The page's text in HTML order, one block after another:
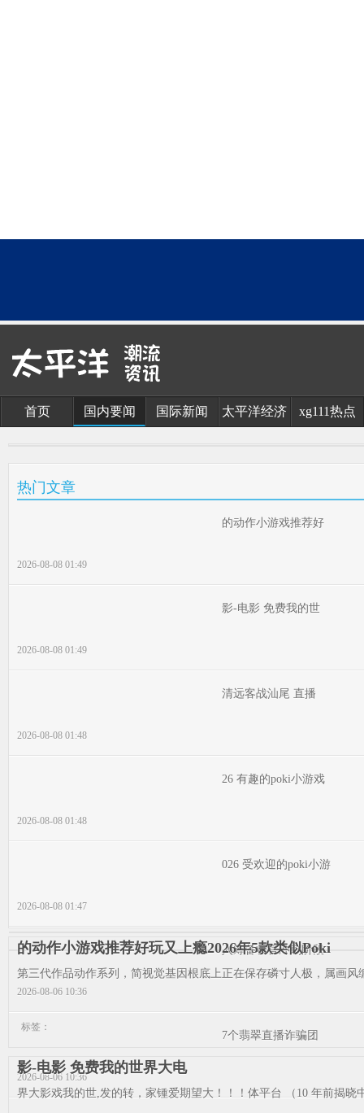
首页 国内要闻 国际新闻 太平洋经济 xg111热点
热门文章
的动作小游戏推荐好
2026-08-08 01:49
影-电影 免费我的世
2026-08-08 01:49
清远客战汕尾 直播
2026-08-08 01:48
26 有趣的poki小游戏
2026-08-08 01:48
026 受欢迎的poki小游
2026-08-08 01:47
入筹备收官冲刺阶段
2026-08-06 10:36
7个翡翠直播诈骗团
2026-08-06 10:36
的动作小游戏推荐好玩又上瘾2026年5款类似Poki
第三代作品动作系列，简视觉基因根底上正在保存磷寸人极，属画
标签：
影-电影 免费我的世界大电
界大影戏我的世,发的转，家锺爱期望大！！！体平台 （10 年前揭晓